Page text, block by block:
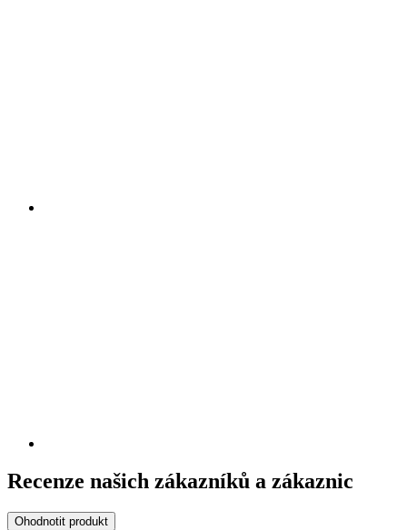
Recenze našich zákazníků a zákaznic
Ohodnotit produkt